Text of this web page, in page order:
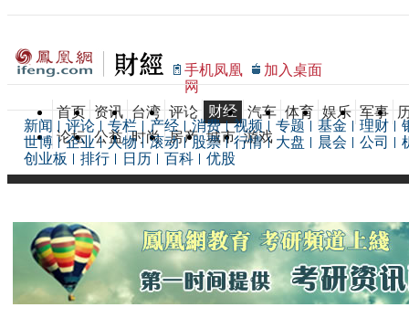
手机凤凰
网
加入桌面
首页 资讯 台湾 评论 财经 汽车 体育 娱乐 军事
论坛 公益 时尚 房产 城市 游戏
新闻 评论 专栏 产经 消费 视频 专题 基金 理财
世博
企业 人物 滚动 股票 行情 大盘 晨会 公司
创业板
排行 日历 百科 优股